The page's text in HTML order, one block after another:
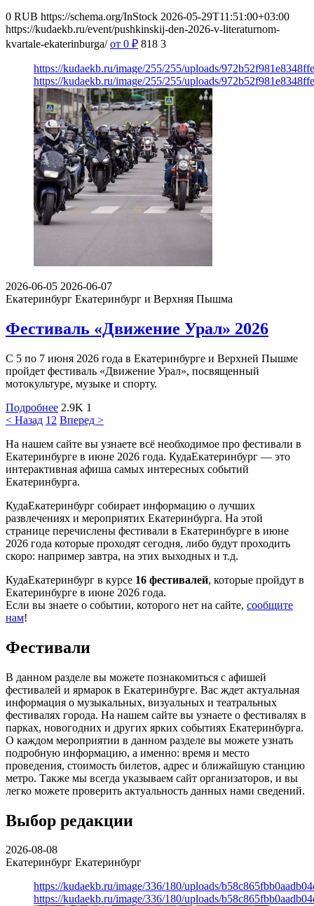
0 RUB https://schema.org/InStock 2026-05-29T11:51:00+03:00
https://kudaekb.ru/event/pushkinskij-den-2026-v-literaturnom-
kvartale-ekaterinburga/ от 0 ₽ 818 3
https://kudaekb.ru/image/255/255/uploads/
https://kudaekb.ru/image/255/255/uploads/
2026-06-05 2026-06-07
Екатеринбург Екатеринбург и Верхняя Пышма
Фестиваль «Движение Урал» 2026
С 5 по 7 июня 2026 года в Екатеринбурге и Верхней Пышме
пройдет фестиваль «Движение Урал», посвященный
мотокультуре, музыке и спорту.
Подробнее 2.9K 1
< Назад 1 2 Вперед >
На нашем сайте вы узнаете всё необходимое про фестивали в
Екатеринбурге в июне 2026 года. КудаЕкатеринбург — это
интерактивная афиша самых интересных событий
Екатеринбурга.
КудаЕкатеринбург собирает информацию о лучших
развлечениях и мероприятих Екатеринбурга. На этой
странице перечислены фестивали в Екатеринбурге в июне
2026 года которые проходят сегодня, либо будут проходить
скоро: например завтра, на этих выходных и т.д.
КудаЕкатеринбург в курсе 16 фестивалей, которые пройдут в
Екатеринбурге в июне 2026 года.
Если вы знаете о событии, которого нет на сайте, сообщите
нам!
Фестивали
В данном разделе вы можете познакомиться с афишей
фестивалей и ярмарок в Екатеринбурге. Вас ждет актуальная
информация о музыкальных, визуальных и театральных
фестивалях города. На нашем сайте вы узнаете о фестивалях в
парках, новогодних и других ярких событиях Екатеринбурга.
О каждом мероприятии в данном разделе вы можете узнать
подробную информацию, а именно: время и место
проведения, стоимость билетов, адрес и ближайшую станцию
метро. Также мы всегда указываем сайт организаторов, и вы
легко можете проверить актуальность данных нами сведений.
Выбор редакции
2026-08-08
Екатеринбург Екатеринбург
https://kudaekb.ru/image/336/180/uploads/
https://kudaekb.ru/image/336/180/uploads/